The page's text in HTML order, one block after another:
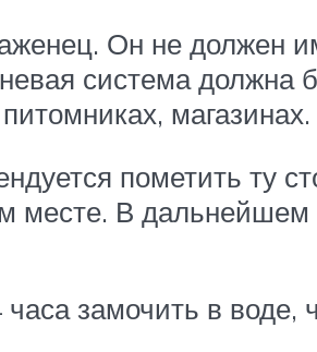
Он не должен
система
магазинах.
пометить ту
В дальнейшем
замочить в воде,